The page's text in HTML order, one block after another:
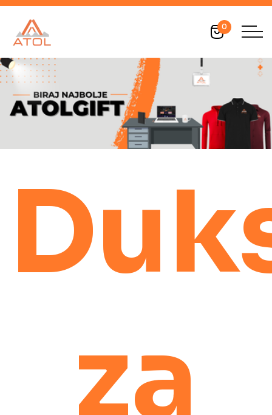
0
za